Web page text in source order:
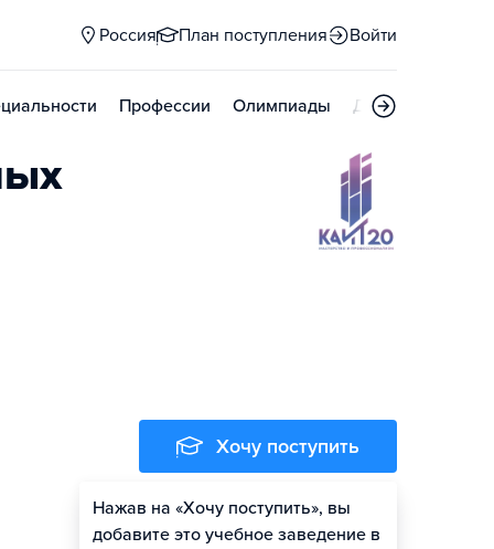
Россия План поступления Войти
Профессии Олимпиады Дни открытых
Хочу поступить
Нажав на «Хочу поступить», вы
добавите это учебное заведение в